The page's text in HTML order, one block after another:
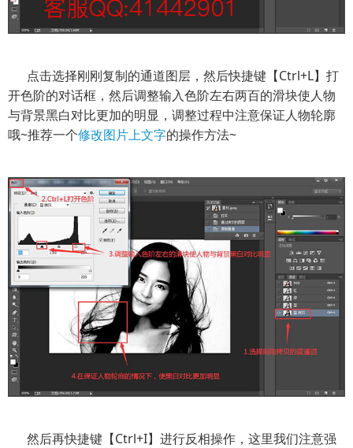
点击选择刚刚复制的通道图层，然后快捷键【Ctrl+L】打
开色阶的对话框，然后调整输入色阶左右两百的滑块使人物
与背景黑白对比更加的明显，调整过程中注意保证人物轮廓
哦~推荐一个修改图片上文字的操作方法~
然后再快捷键【Ctrl+I】进行反相操作，这里我们注意强